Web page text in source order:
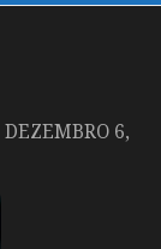
DEZEMBRO 6,